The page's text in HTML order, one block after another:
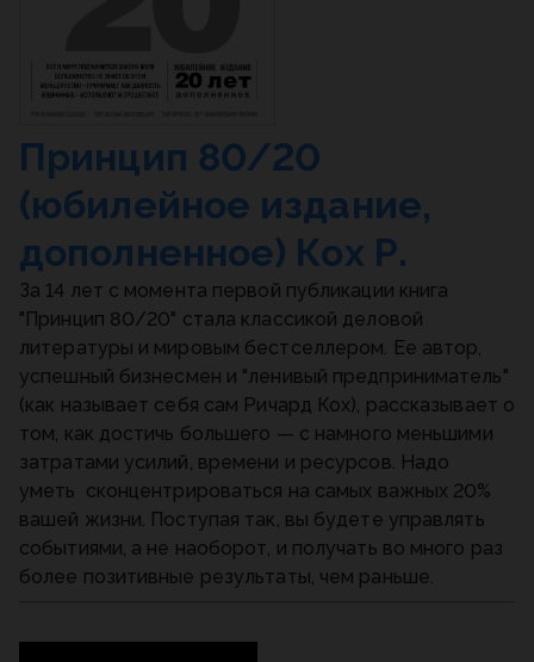
Принцип 80/20
(юбилейное издание,
дополненное) Кох Р.
За 14 лет с момента первой публикации книга
"Принцип 80/20" стала классикой деловой
литературы и мировым бестселлером. Ее автор,
успешный бизнесмен и "ленивый предприниматель"
(как называет себя сам Ричард Кох), рассказывает о
том, как достичь большего — с намного меньшими
затратами усилий, времени и ресурсов. Надо
уметь сконцентрироваться на самых важных 20%
вашей жизни. Поступая так, вы будете управлять
событиями, а не наоборот, и получать во много раз
более позитивные результаты, чем раньше.